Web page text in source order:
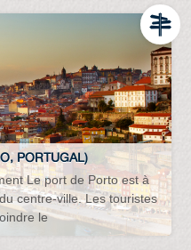
PORTUGAL)
Le port de Porto est à
centre-ville. Les touristes
le